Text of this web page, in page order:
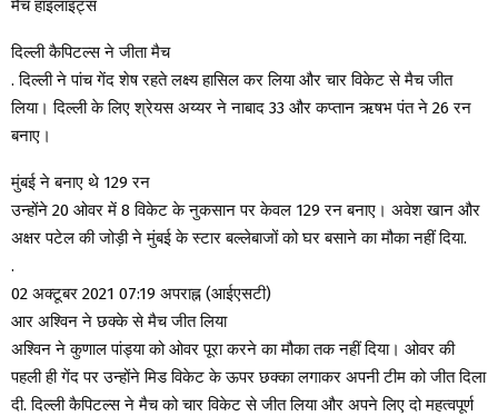
मैच हाइलाइट्स
दिल्ली कैपिटल्स ने जीता मैच
. दिल्ली ने पांच गेंद शेष रहते लक्ष्य हासिल कर लिया और चार विकेट से मैच जीत
लिया। दिल्ली के लिए श्रेयस अय्यर ने नाबाद 33 और कप्तान ऋषभ पंत ने 26 रन
बनाए।
मुंबई ने बनाए थे 129 रन
उन्होंने 20 ओवर में 8 विकेट के नुकसान पर केवल 129 रन बनाए। अवेश खान और
अक्षर पटेल की जोड़ी ने मुंबई के स्टार बल्लेबाजों को घर बसाने का मौका नहीं दिया.
.
02 अक्टूबर 2021 07:19 अपराह्न (आईएसटी)
आर अश्विन ने छक्के से मैच जीत लिया
अश्विन ने कुणाल पांड्या को ओवर पूरा करने का मौका तक नहीं दिया। ओवर की
पहली ही गेंद पर उन्होंने मिड विकेट के ऊपर छक्का लगाकर अपनी टीम को जीत दिला
दी. दिल्ली कैपिटल्स ने मैच को चार विकेट से जीत लिया और अपने लिए दो महत्वपूर्ण